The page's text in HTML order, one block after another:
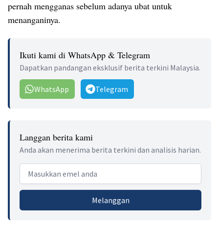
pernah mengganas sebelum adanya ubat untuk
menanganinya.
Ikuti kami di WhatsApp & Telegram
Dapatkan pandangan eksklusif berita terkini Malaysia.
WhatsApp Telegram
Langgan berita kami
Anda akan menerima berita terkini dan analisis harian.
Email address
Melanggan